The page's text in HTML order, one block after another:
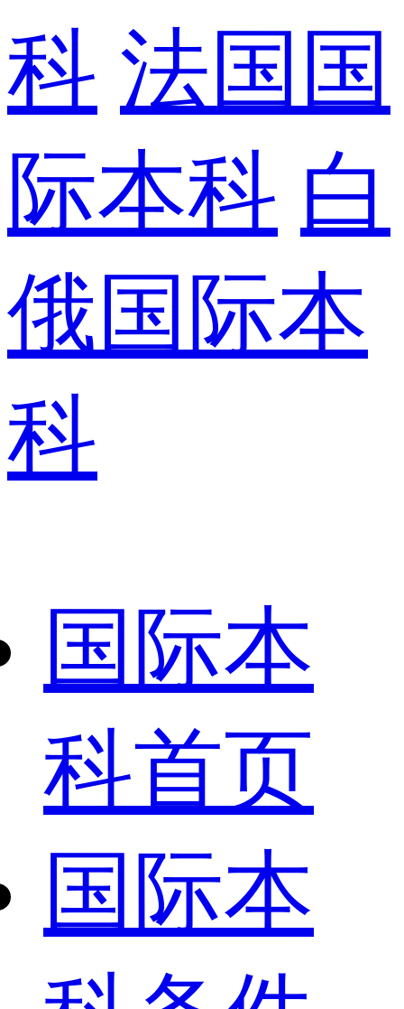
科 法国国
际本科 白
俄国际本
科
国际本
科首页
国际本